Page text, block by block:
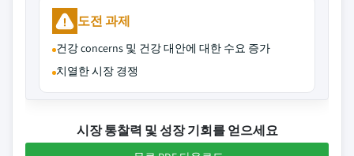
도전 과제
건강 concerns 및 건강 대안에 대한 수요 증가
치열한 시장 경쟁
시장 통찰력 및 성장 기회를 얻으세요